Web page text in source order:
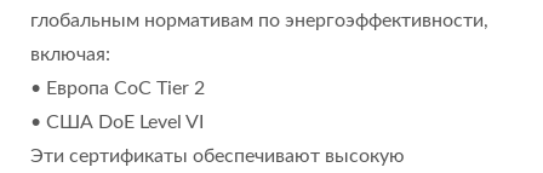
глобальным нормативам по энергоэффективности,
включая:
• Европа CoC Tier 2
• США DoE Level VI
Эти сертификаты обеспечивают высокую